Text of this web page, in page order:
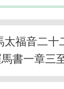
福音二
書一章三